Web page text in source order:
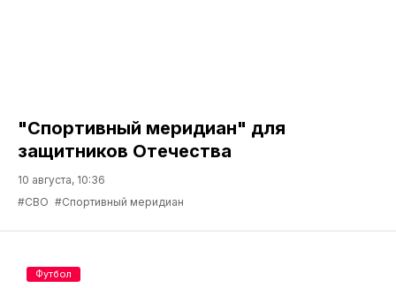
"Спортивный меридиан" для
защитников Отечества
10 августа, 10:36
#СВО #Спортивный меридиан
Футбол